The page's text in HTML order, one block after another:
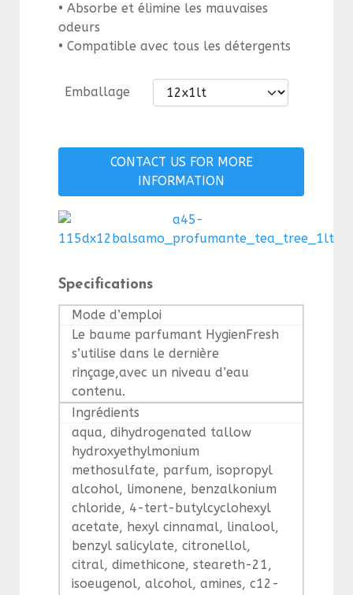
• Absorbe et élimine les mauvaises
odeurs
• Compatible avec tous les détergents
Emballage
CONTACT US FOR MORE
INFORMATION
Specifications
Mode d’emploi
Le baume parfumant HygienFresh
s’utilise dans le dernière
rinçage,avec un niveau d’eau
contenu.
Ingrédients
aqua, dihydrogenated tallow
hydroxyethylmonium
methosulfate, parfum, isopropyl
alcohol, limonene, benzalkonium
chloride, 4-tert-butylcyclohexyl
acetate, hexyl cinnamal, linalool,
benzyl salicylate, citronellol,
citral, dimethicone, steareth-21,
isoeugenol, alcohol, amines, c12-